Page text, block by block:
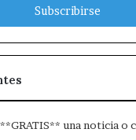
una noticia o